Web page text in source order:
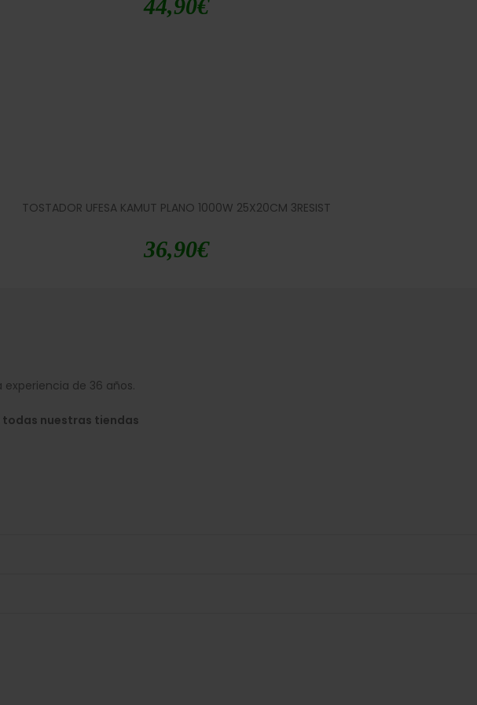
44,90€
TOSTADOR UFESA KAMUT PLANO 1000W 25X20CM 3RESIST
36,90€
de 36 años.
todas nuestras tiendas